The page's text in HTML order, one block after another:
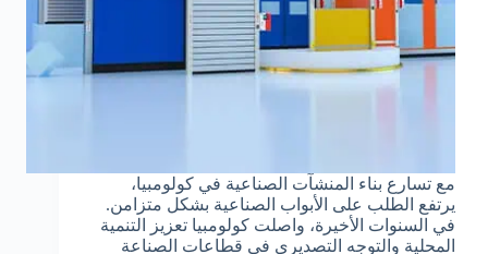
مع تسارع بناء المنشآت الصناعية في كولومبيا،
يرتفع الطلب على الأبواب الصناعية بشكل متزامن.
في السنوات الأخيرة، واصلت كولومبيا تعزيز التنمية
المحلية والتوجه التصديري في قطاعات الصناعة